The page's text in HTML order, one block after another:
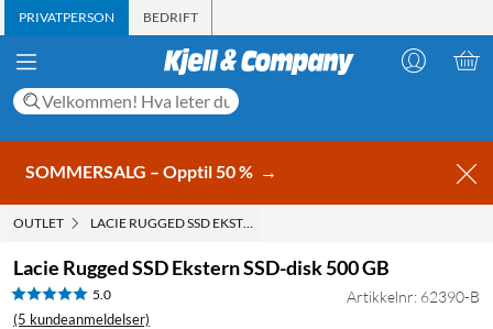
PRIVATPERSON BEDRIFT
SOMMERSALG – Opptil 50 % →
OUTLET LACIE RUGGED SSD EKSTERN SSD-DISK 500 GB
Lacie Rugged SSD Ekstern SSD-disk 500 GB
5.0
(5 kundeanmeldelser)
Artikkelnr: 62390-B